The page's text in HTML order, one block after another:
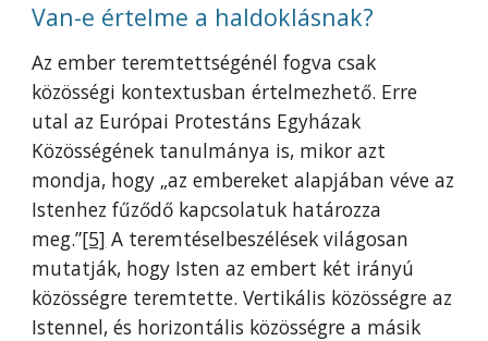
Van-e értelme a haldoklásnak?
Az ember teremtettségénél fogva csak
közösségi kontextusban értelmezhető. Erre
utal az Európai Protestáns Egyházak
Közösségének tanulmánya is, mikor azt
mondja, hogy „az embereket alapjában véve az
Istenhez fűződő kapcsolatuk határozza
meg.”[5] A teremtéselbeszélések világosan
mutatják, hogy Isten az embert két irányú
közösségre teremtette. Vertikális közösségre az
Istennel, és horizontális közösségre a másik